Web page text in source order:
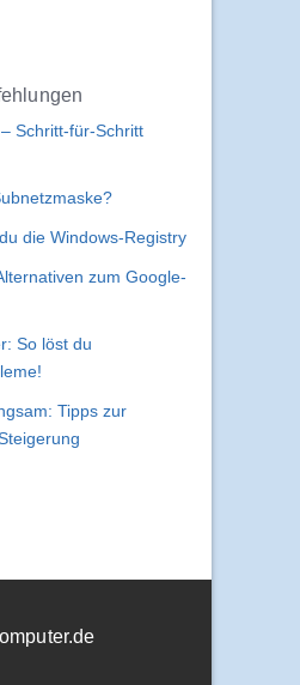
Schritt-für-Schritt
die Windows-Registry
zum Google-
So löst du
Tipps zur